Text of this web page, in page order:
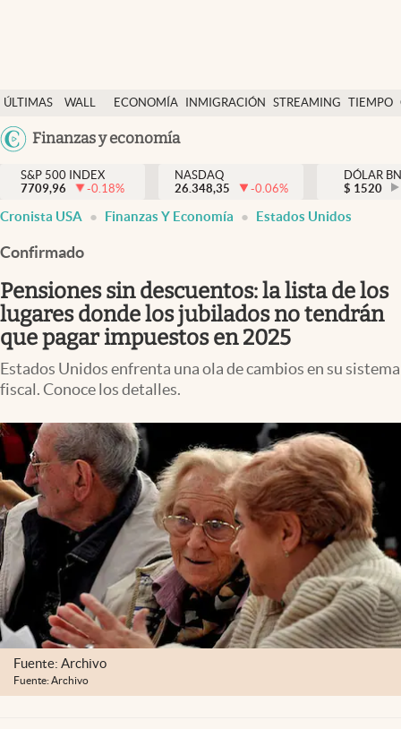
ÚLTIMAS
NOTICIAS
WALL
DÓLAR
ECONOMÍA INMIGRACIÓN STREAMING TIEMPO
México
USA
Finanzas y economía
Finanzas y economía
Wall Street y dólar
Inmigración
Espiritual
Streaming
PC y mobile
USA
S&P 500 INDEX
7709,96
-0.18%
NASDAQ
26.348,35
-0.06%
DÓLAR
$ 1520
Cronista USA Finanzas Y Economía Estados Unidos
Confirmado
Pensiones sin descuentos: la lista de los
lugares donde los jubilados no tendrán
que pagar impuestos en 2025
Estados Unidos enfrenta una ola de cambios en su sistema
fiscal. Conoce los detalles.
Fuente: Archivo
Fuente: Archivo